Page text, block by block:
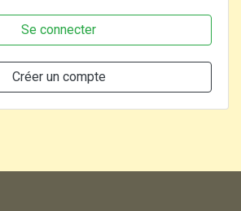
Se connecter
Créer un compte